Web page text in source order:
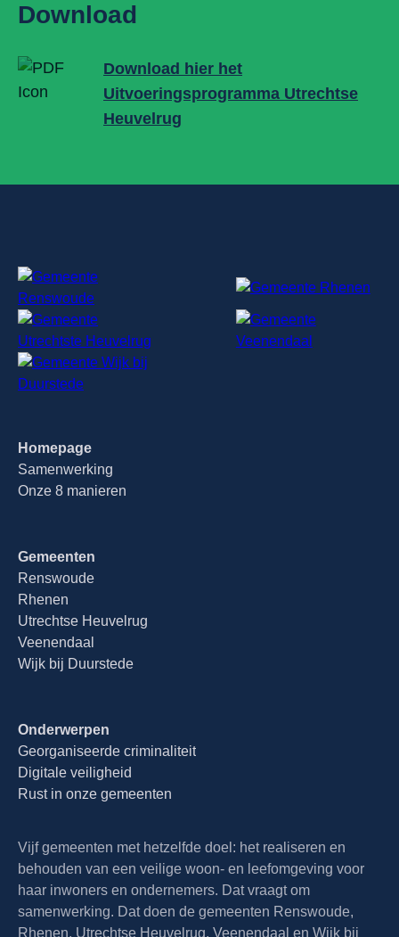
Download
Download hier het
Uitvoeringsprogramma Utrechtse
Heuvelrug
Homepage
Samenwerking
Onze 8 manieren
Gemeenten
Renswoude
Rhenen
Utrechtse Heuvelrug
Veenendaal
Wijk bij Duurstede
Onderwerpen
Georganiseerde criminaliteit
Digitale veiligheid
Rust in onze gemeenten
Vijf gemeenten met hetzelfde doel: het realiseren en
behouden van een veilige woon- en leefomgeving voor
haar inwoners en ondernemers. Dat vraagt om
samenwerking. Dat doen de gemeenten Renswoude,
Rhenen, Utrechtse Heuvelrug, Veenendaal en Wijk bij